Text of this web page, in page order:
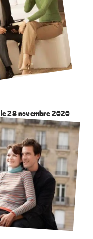
28 novembre 2020